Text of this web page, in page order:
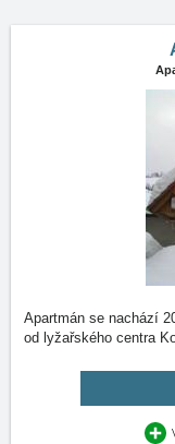
Apartmán se nachází
od lyžařského centra